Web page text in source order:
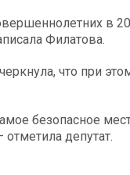
в
Филатова.
что при
безопасное
депутат.